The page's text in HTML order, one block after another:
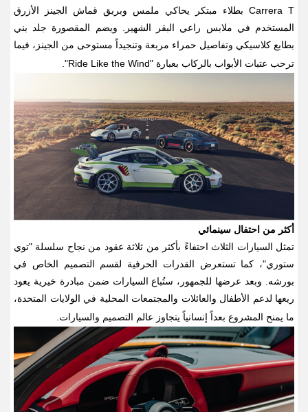
Carrera T بطلاء مبتكر يحاكي ملمس وبريق قماش الجينز الأزرق
المستخدم في ملابس راعي البقر الشهير. ويضم المقصورة جلد بني
بطابع كلاسيكي وتفاصيل حمراء مربعة وتنجيداً مستوحى من الجينز، فيما
ترحب عتبات الأبواب بالركاب بعبارة "Ride Like the Wind".
أكثر من احتفال سينمائي
تمثل السيارات الثلاث احتفاءً بأكثر من ثلاثة عقود من نجاح سلسلة "توي
ستوري"، كما تستعرض القدرات الحرفية لقسم التصميم الخاص في
بورشه. وبعد عرضها للجمهور، ستُباع السيارات ضمن مبادرة خيرية يعود
ريعها لدعم الأطفال والعائلات والمجتمعات المحلية في الولايات المتحدة،
ما يمنح المشروع بعداً إنسانياً يتجاوز عالم التصميم والسيارات.